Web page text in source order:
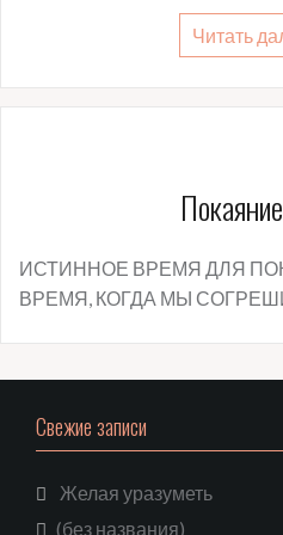
Читать
ИСТИННОЕ ВРЕМЯ ДЛЯ
ВРЕМЯ, КОГДА МЫ
Свежие записи
Желая уразуметь
(без названия)